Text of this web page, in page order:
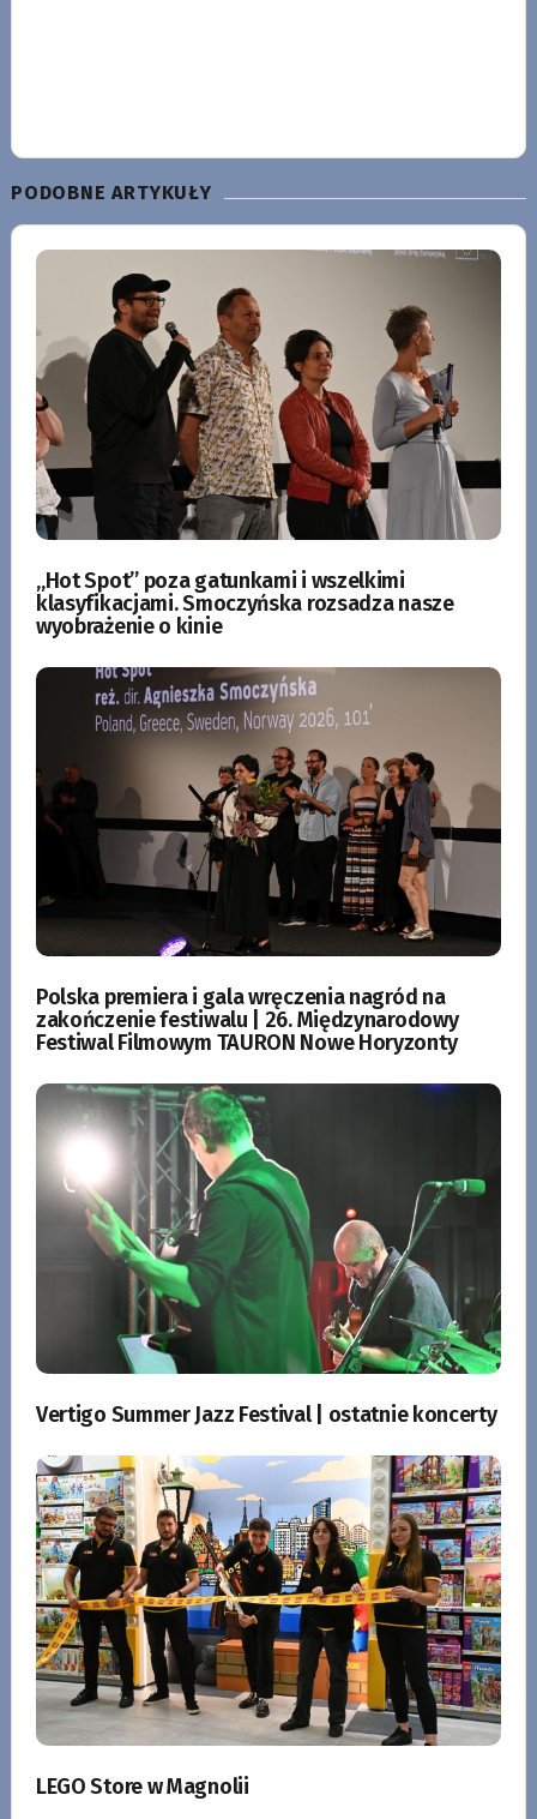
PODOBNE ARTYKUŁY
„Hot Spot” poza gatunkami i wszelkimi
klasyfikacjami. Smoczyńska rozsadza nasze
wyobrażenie o kinie
Polska premiera i gala wręczenia nagród na
zakończenie festiwalu | 26. Międzynarodowy
Festiwal Filmowym TAURON Nowe Horyzonty
Vertigo Summer Jazz Festival | ostatnie koncerty
LEGO Store w Magnolii